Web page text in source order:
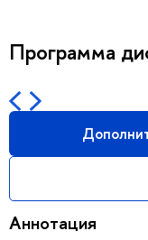
Программа
Аннотация